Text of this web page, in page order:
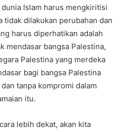
Islam harus mengkiritisi
tidak dilakukan perubahan dan
harus diperhatikan adalah
mendasar bangsa Palestina,
Palestina yang merdeka
bagi bangsa Palestina
tanpa kompromi dalam
itu.
lebih dekat, akan kita